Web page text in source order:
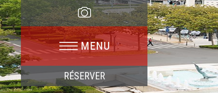
RÉSERVER